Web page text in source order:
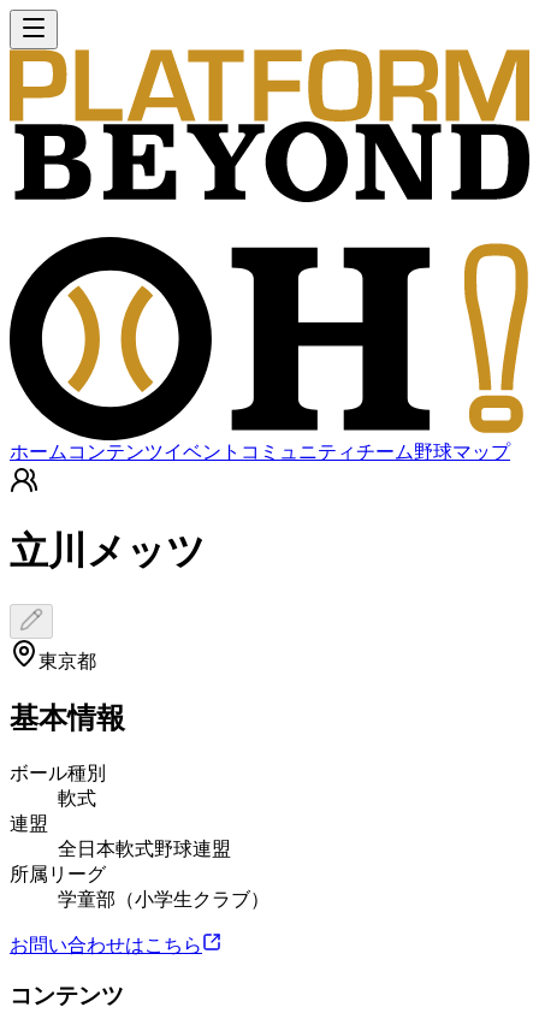
ホーム コンテンツイベント コミュニティチーム野球マップ
立川メッツ
東京都
基本情報
ボール種別
軟式
連盟
全日本軟式野球連盟
所属リーグ
学童部（小学生クラブ）
お問い合わせはこちら
コンテンツ